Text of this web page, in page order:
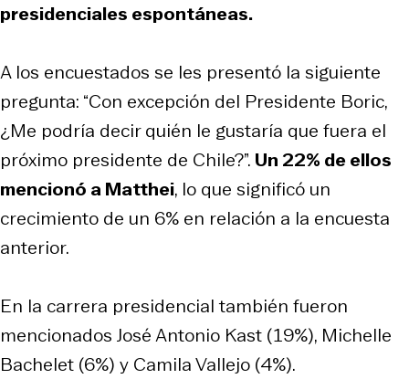
presidenciales espontáneas.
A los encuestados se les presentó la siguiente
pregunta: “Con excepción del Presidente Boric,
¿Me podría decir quién le gustaría que fuera el
próximo presidente de Chile?”. Un 22% de ellos
mencionó a Matthei, lo que significó un
crecimiento de un 6% en relación a la encuesta
anterior.
En la carrera presidencial también fueron
mencionados José Antonio Kast (19%), Michelle
Bachelet (6%) y Camila Vallejo (4%).